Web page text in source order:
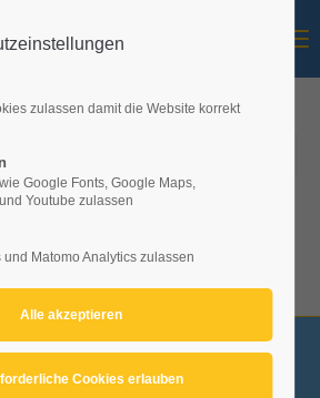
Login
Leutkirch e.V.
zulassen damit die Website korrekt
Google Fonts, Google Maps,
Youtube zulassen
und Matomo Analytics zulassen